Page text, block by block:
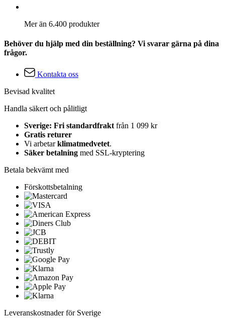
Mer än 6.400 produkter
Behöver du hjälp med din beställning? Vi svarar gärna på dina
frågor.
Kontakta oss
Bevisad kvalitet
Handla säkert och pålitligt
Sverige: Fri standardfrakt från 1 099 kr
Gratis returer
Vi arbetarklimatmedvetet.
Säker betalning med SSL-kryptering
Betala bekvämt med
Förskottsbetalning
Leveranskostnader för Sverige